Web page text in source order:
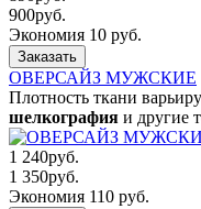
900руб.
Экономия 10 руб.
Заказать
ОВЕРСАЙЗ МУЖСКИЕ
Плотность ткани
шелкография и другие
1 240руб.
1 350руб.
Экономия 110 руб.